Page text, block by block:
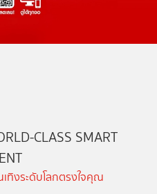
CLASS SMART
ทิงระดับโลกตรงใจคุณ